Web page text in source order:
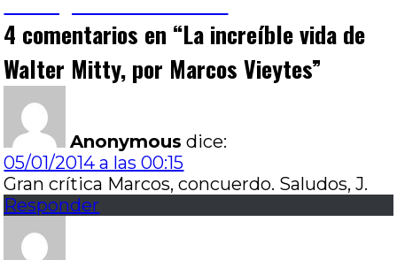
entradas
4 comentarios en “La increíble vida de
Walter Mitty, por Marcos Vieytes”
Anonymous dice:
05/01/2014 a las 00:15
Gran crítica Marcos, concuerdo. Saludos, J.
Responder